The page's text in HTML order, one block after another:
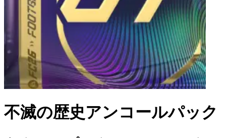
不滅の歴史アンコールパック